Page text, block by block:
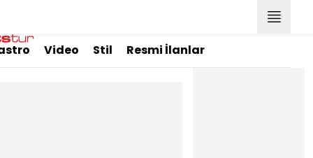
Video Stil Resmi İlanlar